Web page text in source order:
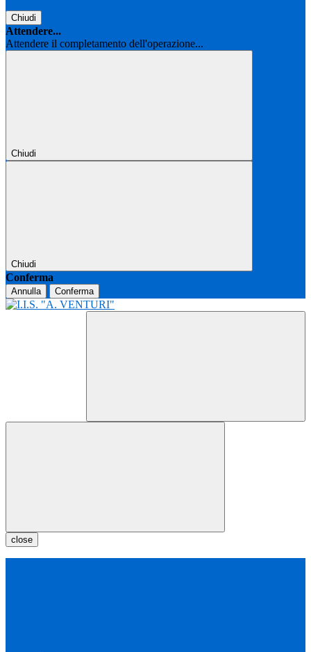
Chiudi
Attendere...
Attendere il completamento dell'operazione...
Chiudi
Chiudi
Conferma
Annulla Conferma
close